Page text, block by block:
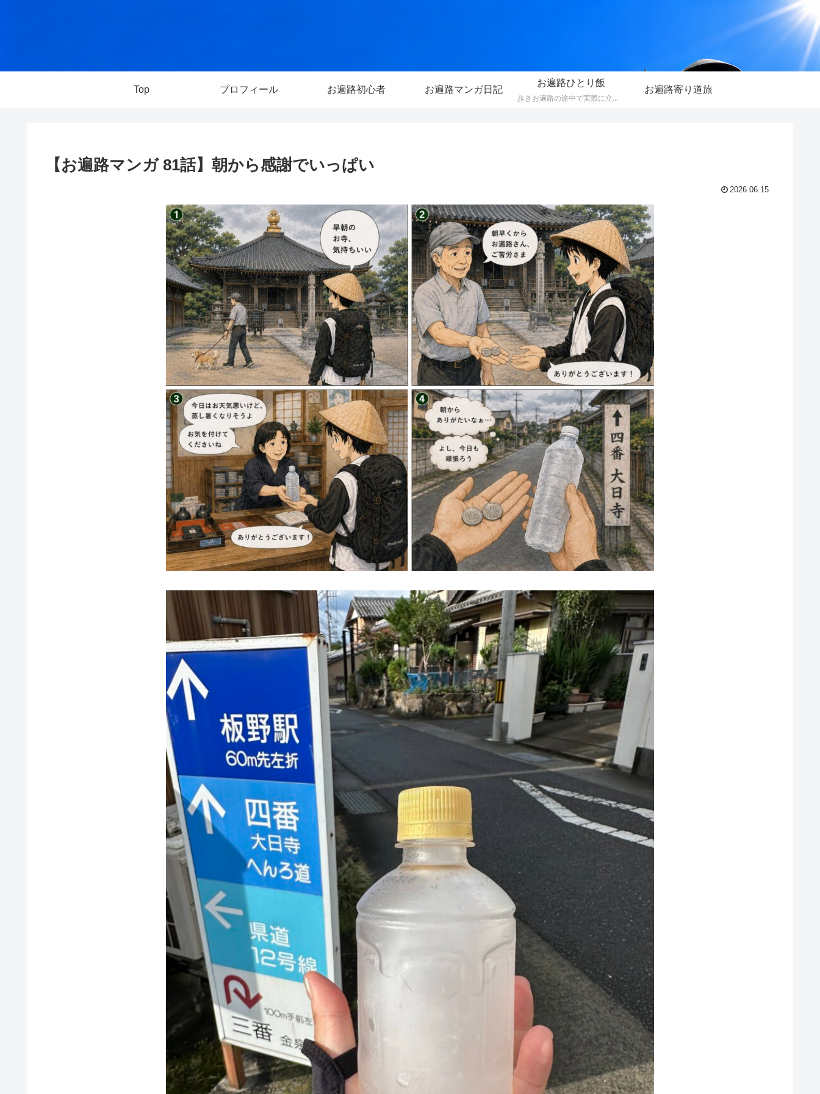
Top プロフィール お遍路初心者 お遍路マンガ日記
お遍路ひとり飯
歩きお遍路の途中で実際に立ち寄った、1人でも入りやすいお店を紹介しています。料理の写真や動画とともに、お遍路ならではの目線で食事やお店の雰囲気をお伝えします。
お遍路寄り道旅
【お遍路マンガ 81話】朝から感謝でいっぱい
2026.06.15